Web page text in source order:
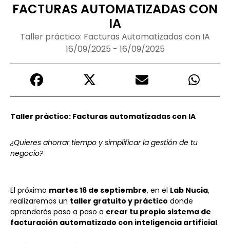
FACTURAS AUTOMATIZADAS CON
IA
Taller práctico: Facturas Automatizadas con IA
16/09/2025 - 16/09/2025
Taller práctico: Facturas automatizadas con IA
¿Quieres ahorrar tiempo y simplificar la gestión de tu
negocio?
El próximo martes 16 de septiembre, en el Lab Nucia,
realizaremos un taller gratuito y práctico donde
aprenderás paso a paso a crear tu propio sistema de
facturación automatizado con inteligencia artificial.